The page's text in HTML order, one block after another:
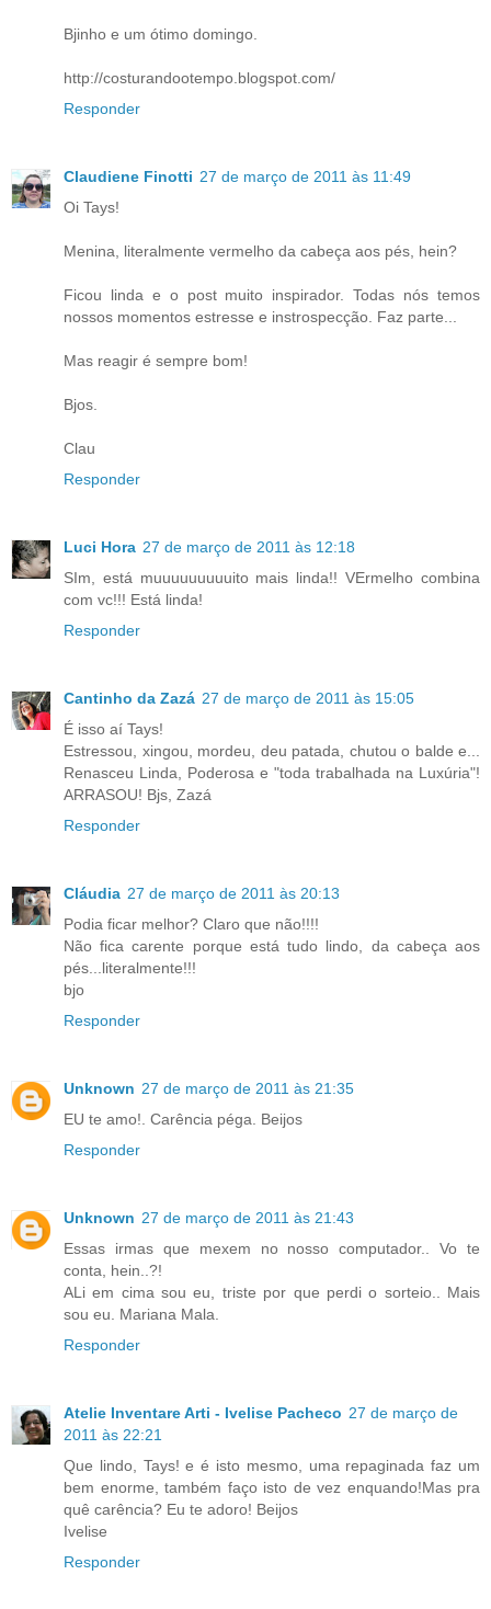
Bjinho e um ótimo domingo.
http://costurandootempo.blogspot.com/
Responder
Claudiene Finotti 27 de março de 2011 às 11:49
Oi Tays!
Menina, literalmente vermelho da cabeça aos pés, hein?
Ficou linda e o post muito inspirador. Todas nós temos
nossos momentos estresse e instrospecção. Faz parte...
Mas reagir é sempre bom!
Bjos.
Clau
Responder
Luci Hora 27 de março de 2011 às 12:18
SIm, está muuuuuuuuuito mais linda!! VErmelho combina
com vc!!! Está linda!
Responder
Cantinho da Zazá 27 de março de 2011 às 15:05
É isso aí Tays!
Estressou, xingou, mordeu, deu patada, chutou o balde e...
Renasceu Linda, Poderosa e "toda trabalhada na Luxúria"!
ARRASOU! Bjs, Zazá
Responder
Cláudia 27 de março de 2011 às 20:13
Podia ficar melhor? Claro que não!!!!
Não fica carente porque está tudo lindo, da cabeça aos
pés...literalmente!!!
bjo
Responder
Unknown 27 de março de 2011 às 21:35
EU te amo!. Carência péga. Beijos
Responder
Unknown 27 de março de 2011 às 21:43
Essas irmas que mexem no nosso computador.. Vo te
conta, hein..?!
ALi em cima sou eu, triste por que perdi o sorteio.. Mais
sou eu. Mariana Mala.
Responder
Atelie Inventare Arti - Ivelise Pacheco 27 de março de
2011 às 22:21
Que lindo, Tays! e é isto mesmo, uma repaginada faz um
bem enorme, também faço isto de vez enquando!Mas pra
quê carência? Eu te adoro! Beijos
Ivelise
Responder